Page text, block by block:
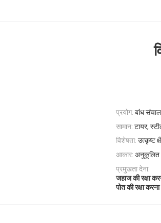
प्रयोग: बांध
सामान: टायर,
विशेषता: उत्कृष्ट
आकार: अनुकूलित
प्रमुखता देना:
जहाज की रक्षा
पोत की रक्षा